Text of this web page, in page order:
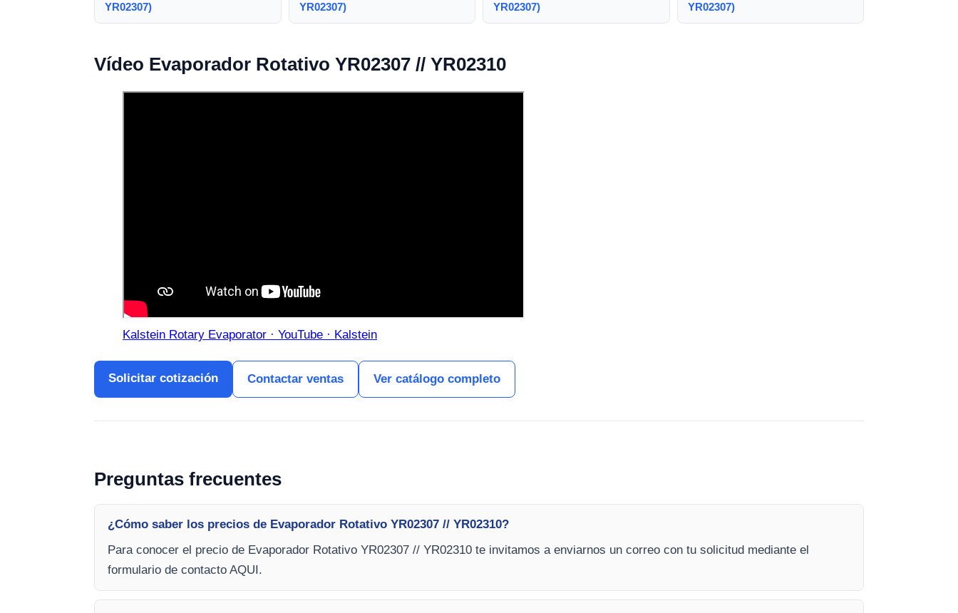
YR02307)
YR02307)
YR02307)
YR02307)
Vídeo Evaporador Rotativo YR02307 // YR02310
Kalstein Rotary Evaporator · YouTube · Kalstein
Solicitar cotización Contactar ventas Ver catálogo completo
Preguntas frecuentes
¿Cómo saber los precios de Evaporador Rotativo YR02307 // YR02310?
Para conocer el precio de Evaporador Rotativo YR02307 // YR02310 te invitamos a enviarnos un correo con tu solicitud mediante el
formulario de contacto AQUI.